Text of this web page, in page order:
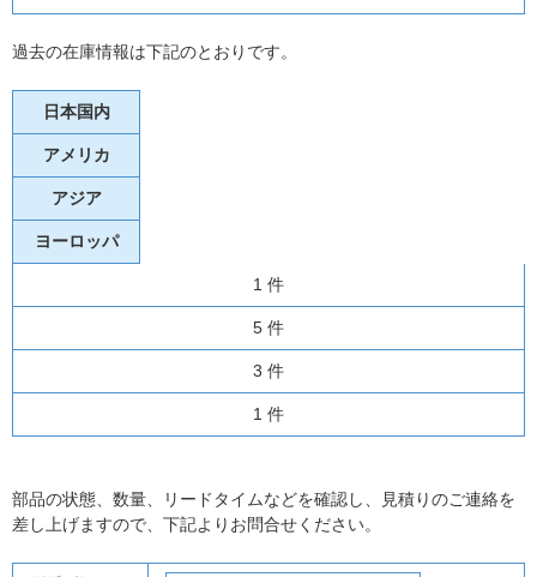
過去の在庫情報は下記のとおりです。
日本国内
アメリカ
アジア
ヨーロッパ
1 件
5 件
3 件
1 件
部品の状態、数量、リードタイムなどを確認し、見積りのご連絡を
差し上げますので、下記よりお問合せください。